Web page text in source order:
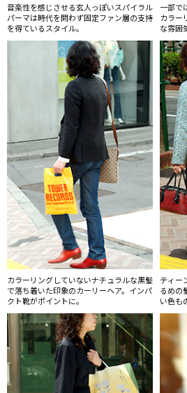
音楽性を感じさせる玄人っぽいスパイラル
パーマは時代を問わず固定ファン層の支持
を得ているスタイル。
一部で
カラー
な雰囲
カラーリングしていないナチュラルな黒髪
で落ち着いた印象のカーリーヘア。インパ
クト靴がポイントに。
ティー
るめの
い色も